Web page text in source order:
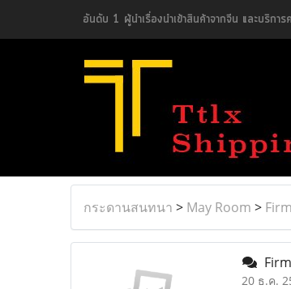
อันดับ 1 ผู้นำเรื่องนำเข้าสินค้าจากจีน และบริการ
กระดานสนทนา > May Room >
20 ธ.ค.